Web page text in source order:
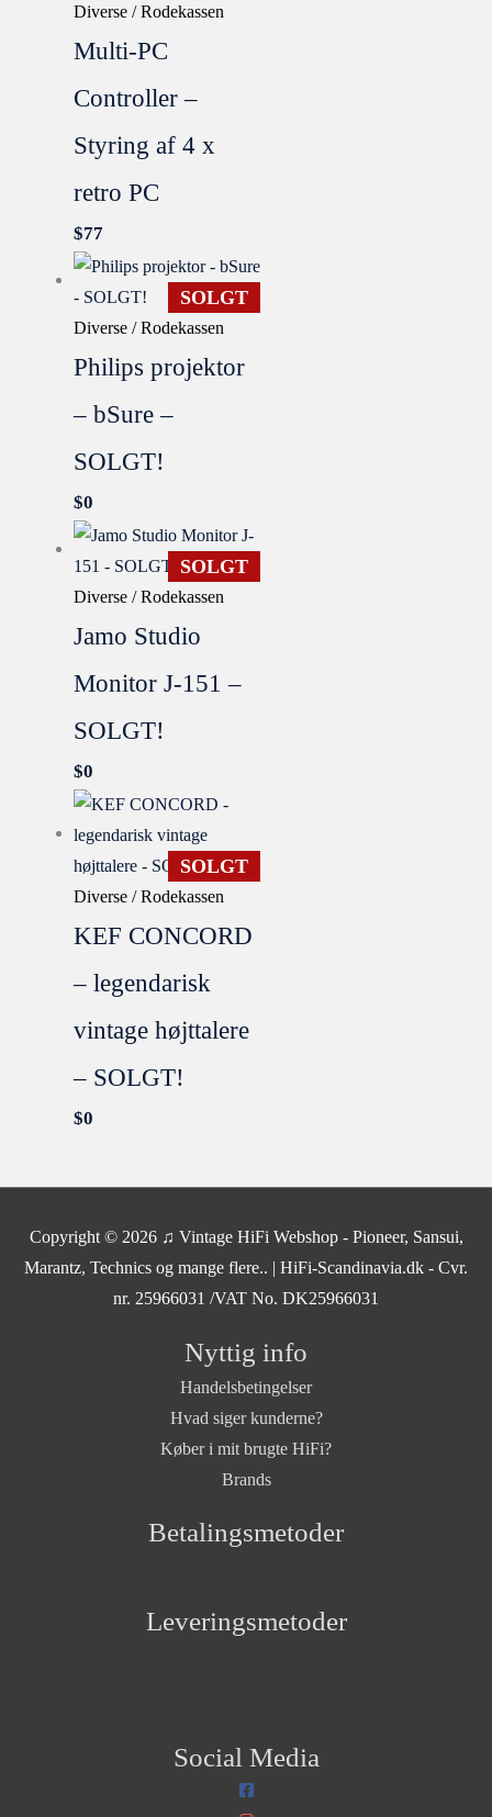
Diverse / Rodekassen
Multi-PC
Controller –
Styring af 4 x
retro PC
$77
SOLGT
Diverse / Rodekassen
Philips projektor
– bSure –
SOLGT!
$0
SOLGT
Diverse / Rodekassen
Jamo Studio
Monitor J-151 –
SOLGT!
$0
SOLGT
Diverse / Rodekassen
KEF CONCORD
– legendarisk
vintage højttalere
– SOLGT!
$0
Copyright © 2026 ♫ Vintage HiFi Webshop - Pioneer, Sansui,
Marantz, Technics og mange flere.. | HiFi-Scandinavia.dk - Cvr.
nr. 25966031 /VAT No. DK25966031
Nyttig info
Handelsbetingelser
Hvad siger kunderne?
Køber i mit brugte HiFi?
Brands
Betalingsmetoder
Leveringsmetoder
Social Media